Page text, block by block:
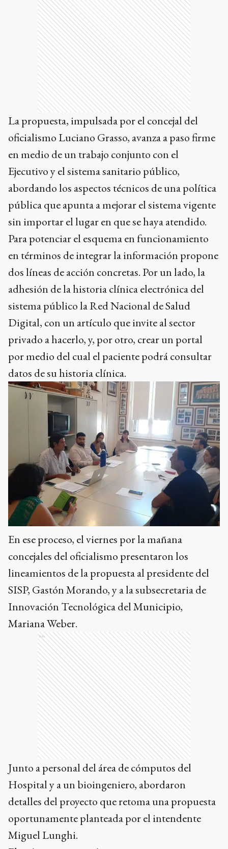
La propuesta, impulsada por el concejal del
oficialismo Luciano Grasso, avanza a paso firme
en medio de un trabajo conjunto con el
Ejecutivo y el sistema sanitario público,
abordando los aspectos técnicos de una política
pública que apunta a mejorar el sistema vigente
sin importar el lugar en que se haya atendido.
Para potenciar el esquema en funcionamiento
en términos de integrar la información propone
dos líneas de acción concretas. Por un lado, la
adhesión de la historia clínica electrónica del
sistema público la Red Nacional de Salud
Digital, con un artículo que invite al sector
privado a hacerlo, y, por otro, crear un portal
por medio del cual el paciente podrá consultar
datos de su historia clínica.
En ese proceso, el viernes por la mañana
concejales del oficialismo presentaron los
lineamientos de la propuesta al presidente del
SISP, Gastón Morando, y a la subsecretaria de
Innovación Tecnológica del Municipio,
Mariana Weber.
Ads
Junto a personal del área de cómputos del
Hospital y a un bioingeniero, abordaron
detalles del proyecto que retoma una propuesta
oportunamente planteada por el intendente
Miguel Lunghi.